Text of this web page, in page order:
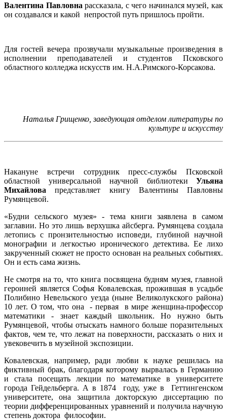
Валентина Павловна рассказала, с чего начинался музей, как
он создавался и какой непростой путь пришлось пройти.
Для гостей вечера прозвучали музыкальные произведения в
исполнении преподавателей и студентов Псковского
областного колледжа искусств им. Н.А.Римского-Корсакова.
Наталья Грищенко, заведующая отделом литературы по
культуре и искусству
Накануне встречи сотрудник пресс-службы Псковской
областной универсальной научной библиотеки Ульяна
Михайлова представляет книгу Валентины Павловны
Румянцевой.
«Будни сельского музея» - тема книги заявлена в самом
заглавии. Но это лишь верхушка айсберга. Румянцева создала
летопись с пронзительностью исповеди, глубиной научной
монографии и легкостью иронического детектива. Ее лихо
закрученный сюжет не просто основан на реальных событиях.
Он и есть сама жизнь.
Не смотря на то, что книга посвящена будням музея, главной
героиней является Софья Ковалевская, прожившая в усадьбе
Полибино Невельского уезда (ныне Великолукского района)
10 лет. О том, что она - первая в мире женщина-профессор
математики - знает каждый школьник. Но нужно быть
Румянцевой, чтобы отыскать намного больше поразительных
фактов, чем те, что лежат на поверхности, рассказать о них и
увековечить в музейной экспозиции.
Ковалевская, например, ради любви к науке решилась на
фиктивный брак, благодаря которому вырвалась в Германию
и стала посещать лекции по математике в университете
города Гейдельберга. А в 1874 году, уже в Геттингенском
университете, она защитила докторскую диссертацию по
теории дифференцированных уравнений и получила научную
степень доктора философии.